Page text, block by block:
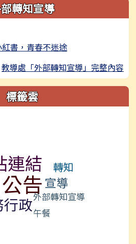
轉知宣導
書，青春不迷途
教導處「外部轉知宣導」完整內容
標籤雲
連結
公告
轉知
宣導
政外部轉知宣導
午餐